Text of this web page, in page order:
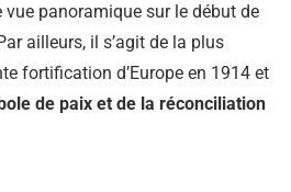
panoramique sur le début de
ailleurs, il s’agit de la plus
fortification d’Europe en 1914 et
de paix et de la réconciliation